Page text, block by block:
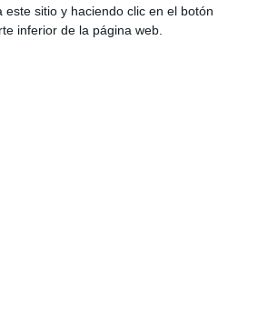
este sitio y haciendo clic en el botón
inferior de la página web.